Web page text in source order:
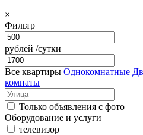
×
Фильтр
рублей /сутки
Все квартиры Однокомнатные
комнаты
Только объявления с фото
Оборудование и услуги
телевизор